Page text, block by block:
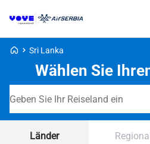
Voye Homepage
Sri Lanka
Wählen Sie
Länder